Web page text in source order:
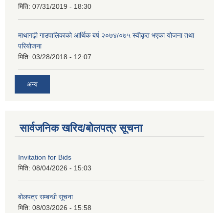
मिति: 07/31/2019 - 18:30
माथागढ़ी गाउपालिकाको आर्थिक बर्ष २०७४/०७५ स्वीकृत भएका योजना तथा
परियोजना
मिति: 03/28/2018 - 12:07
अन्य
सार्वजनिक खरिद/बोलपत्र सूचना
Invitation for Bids
मिति: 08/04/2026 - 15:03
बोलपत्र सम्बन्धी सूचना
मिति: 08/03/2026 - 15:58